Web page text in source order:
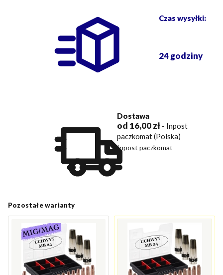
Pozostałe warianty
Dostawa
od 16,00 zł - Inpost
paczkomat (Polska)
Inpost paczkomat
Czas wysyłki:
24 godziny